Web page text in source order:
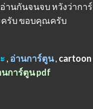
นกันจนจบ หวังว่าการ์
รับ ขอบคุณครับ
, อ่านการ์ตูน, cartoon
นการ์ตูน pdf